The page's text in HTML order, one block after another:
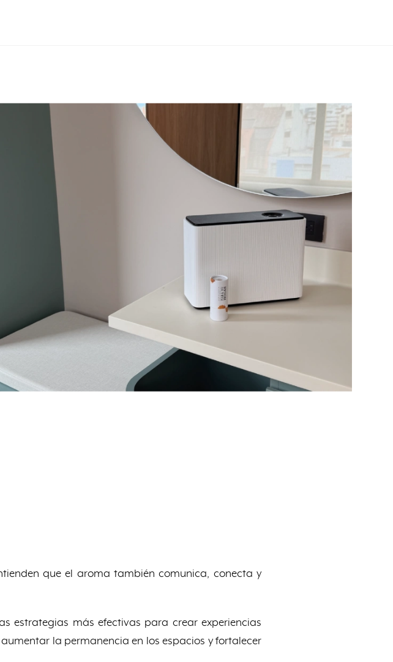
que el aroma también comunica, conecta y
estrategias más efectivas para crear experiencias
la permanencia en los espacios y fortalecer